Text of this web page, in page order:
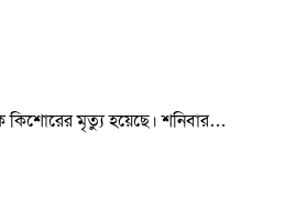
কিশোরের মৃত্যু হয়েছে। শনিবার…